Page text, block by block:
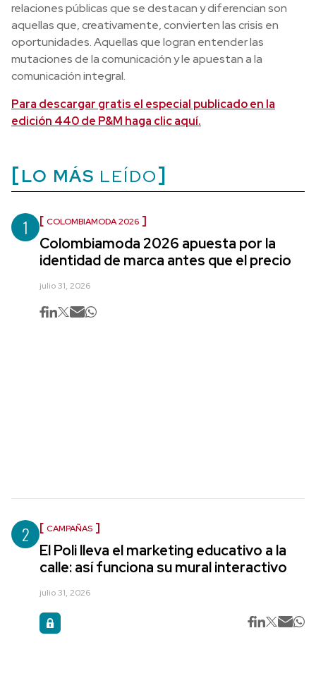
relaciones públicas que se destacan y diferencian son
aquellas que, creativamente, convierten las crisis en
oportunidades. Aquellas que logran entender las
mutaciones de la comunicación y le apuestan a la
comunicación integral.
Para descargar gratis el especial publicado en la
edición 440 de P&M haga clic aquí.
LO MÁS LEÍDO
1 COLOMBIAMODA 2026
Colombiamoda 2026 apuesta por la
identidad de marca antes que el precio
julio 31, 2026
2 CAMPAÑAS
El Poli lleva el marketing educativo a la
calle: así funciona su mural interactivo
julio 31, 2026